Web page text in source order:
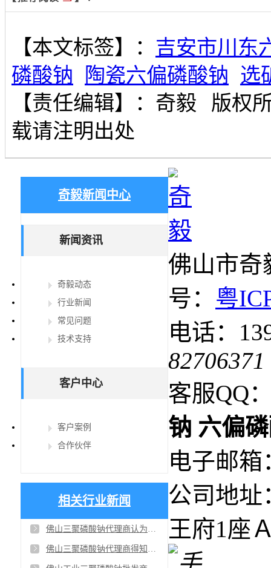
【本文标签】： 吉安市川东
磷酸钠
陶瓷六偏磷酸钠
选
【责任编辑】： 奇毅
版权
载请注明出处
奇毅新闻中心
新闻资讯
奇毅动态
行业新闻
常见问题
技术支持
客户中心
客户案例
合作伙伴
相关行业新闻
佛山三聚磷酸钠代理商认为黄磷价格的持续上涨，主要受几个方面的因素影响
佛山三聚磷酸钠代理商得知黄磷企业报价再度上调2000元/吨，上周期末黄磷市场价格继续上涨，涨幅在3000-4000元/吨
佛山市
号： 粤
电话：
82706371
客服QQ
钠 六偏
电子邮箱
公司地址
王府1座